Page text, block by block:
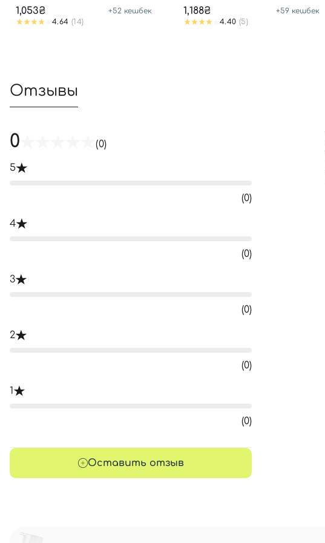
1,053₴ +52 кешбек
4.64 (14)
1,188₴ +59 кешбек
4.40 (5)
Отзывы
0 (0)
5
(0)
4
(0)
3
(0)
2
(0)
1
(0)
Оставить отзыв